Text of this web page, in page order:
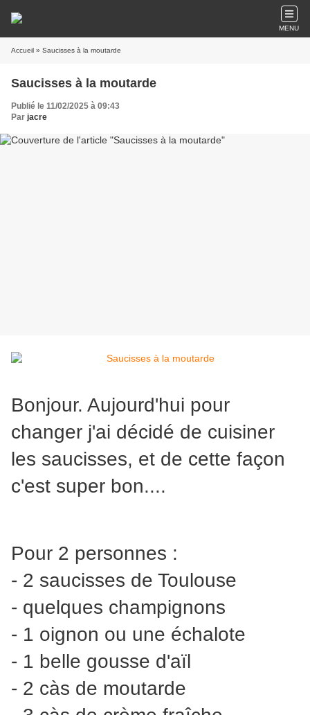
MENU
Accueil » Saucisses à la moutarde
Saucisses à la moutarde
Publié le 11/02/2025 à 09:43
Par jacre
Bonjour. Aujourd'hui pour
changer j'ai décidé de cuisiner
les saucisses, et de cette façon
c'est super bon....
Pour 2 personnes :
- 2 saucisses de Toulouse
- quelques champignons
- 1 oignon ou une échalote
- 1 belle gousse d'aïl
- 2 càs de moutarde